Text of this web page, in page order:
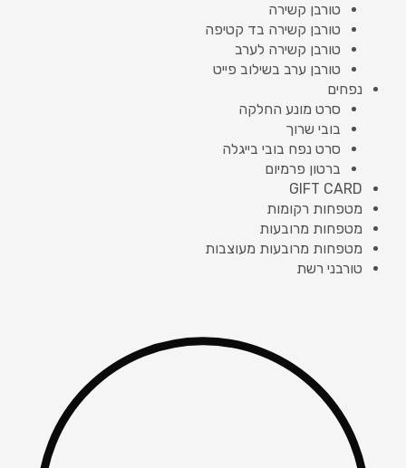
טורבן קשירה
טורבן קשירה בד קטיפה
טורבן קשירה לערב
טורבן ערב בשילוב פייט
נפחים
סרט מונע החלקה
בובי שרוך
סרט נפח בובי בייגלה
ברטון פרמיום
GIFT CARD
מטפחות רקומות
מטפחות מרובעות
מטפחות מרובעות מעוצבות
טורבני רשת